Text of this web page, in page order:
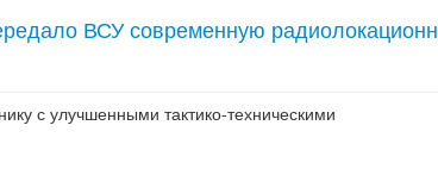
ВСУ современную
с улучшенными тактико-техническими